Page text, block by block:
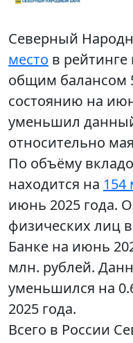
Северный
место в рейтинге
общим балансом
состоянию на
уменьшил
относительно
По объёму
находится на 154
июнь 2025 года.
физических лиц
Банке на июнь
млн. рублей.
уменьшился на
2025 года.
Всего в России